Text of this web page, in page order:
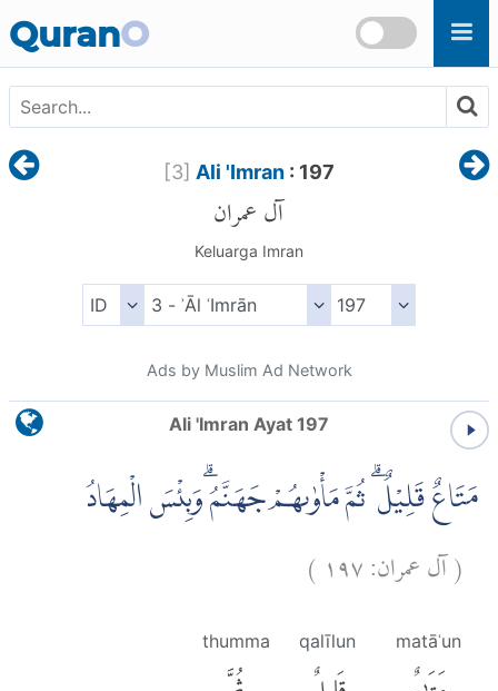
QuranO
[3] Ali 'Imran: 197
آل عمران
Keluarga Imran
Ads by Muslim Ad Network
Ali 'Imran Ayat 197
مَتَاعٌ قَلِيْلٌ ۗ ثُمَّ مَأْوٰىهُمْ جَهَنَّمُ ۗوَبِئْسَ الْمِهَادُ
(آل عمران:١٩٧ )
matāʿun
qalīlun
thumma